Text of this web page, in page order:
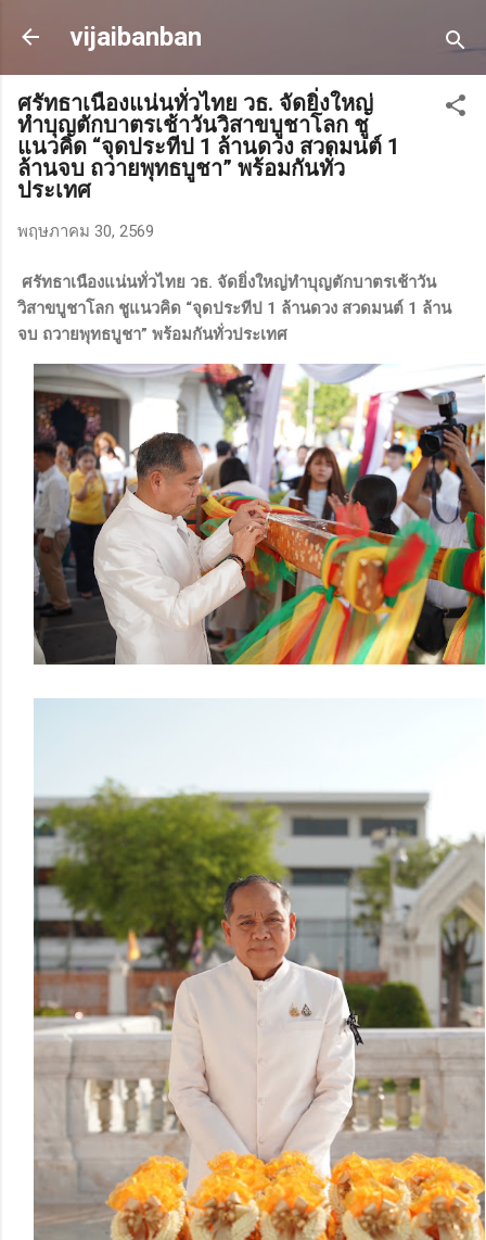
ข้ามไปที่เนื้อหาหลัก
vijaibanban
ศรัทธาเนืองแน่นทั่วไทย วธ. จัดยิ่งใหญ่
ทำบุญตักบาตรเช้าวันวิสาขบูชาโลก​ ชู
แนวคิด “จุดประทีป 1 ล้านดวง สวดมนต์ 1
ล้านจบ ถวายพุทธบูชา” พร้อมกันทั่ว
ประเทศ
พฤษภาคม 30, 2569
ศรัทธาเนืองแน่นทั่วไทย วธ. จัดยิ่งใหญ่ทำบุญตักบาตรเช้าวัน
วิสาขบูชาโลก​ ชูแนวคิด “จุดประทีป 1 ล้านดวง สวดมนต์ 1 ล้าน
จบ ถวายพุทธบูชา” พร้อมกันทั่วประเทศ